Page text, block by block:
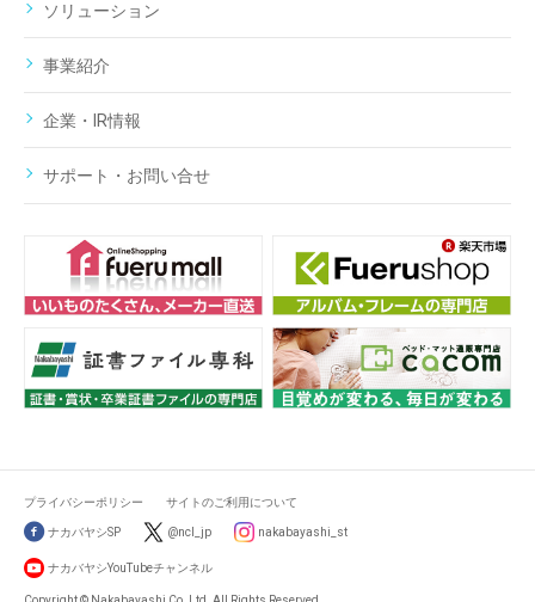
ソリューション
事業紹介
企業・IR情報
サポート・お問い合せ
プライバシーポリシー サイトのご利用について
ナカバヤシSP @ncl_jp nakabayashi_st
ナカバヤシYouTubeチャンネル